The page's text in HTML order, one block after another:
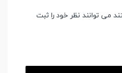
می توانند نظر خود را ثبت